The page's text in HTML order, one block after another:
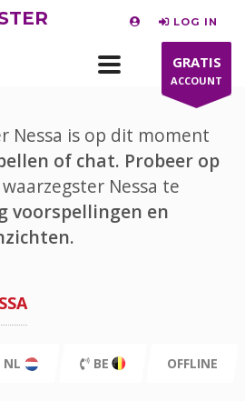
LOG IN
GRATIS
ACCOUNT
Nessa is op dit moment
of chat. Probeer op
waarzegster Nessa te
voorspellingen en
NL BE OFFLINE